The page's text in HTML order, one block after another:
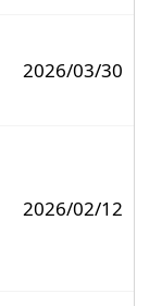
2026/03/30
2026/02/12